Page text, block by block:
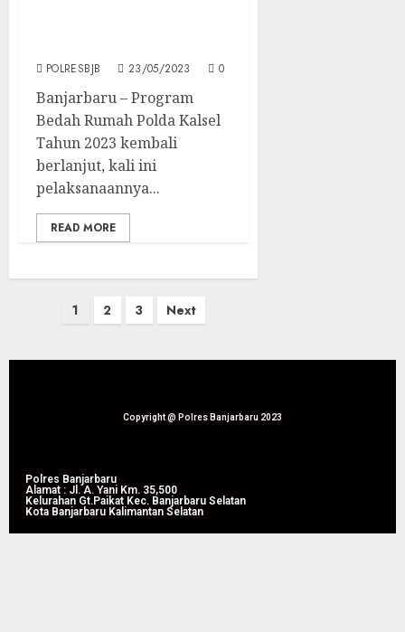
POLRESBJB 23/05/2023 0
Banjarbaru – Program
Bedah Rumah Polda Kalsel
Tahun 2023 kembali
berlanjut, kali ini
pelaksanaannya...
READ MORE
1 2 3 Next
Copyright @ Polres Banjarbaru 2023
Polres Banjarbaru
Alamat : Jl. A. Yani Km. 35,500
Kelurahan Gt.Paikat Kec. Banjarbaru Selatan
Kota Banjarbaru Kalimantan Selatan